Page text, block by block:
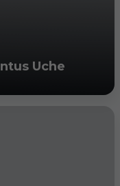
Uche